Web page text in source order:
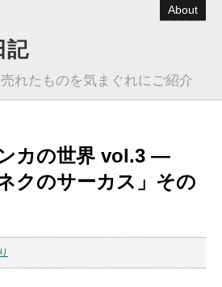
About
記
れたものを気まぐれにご紹介
カの世界 vol.3 ―
クのサーカス」その